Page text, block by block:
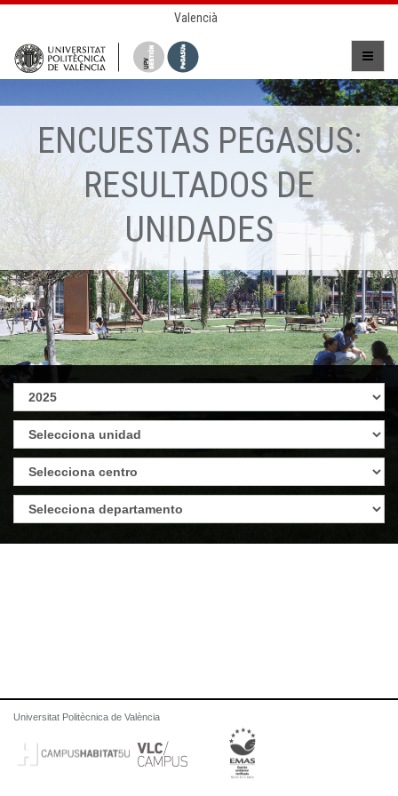
Valencià
ENCUESTAS PEGASUS:
RESULTADOS DE
UNIDADES
Universitat Politècnica de València